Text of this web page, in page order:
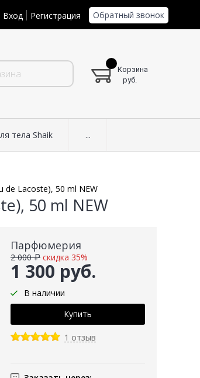
Вход Регистрация Обратный звонок
Корзина
руб.
тела Shaik ...
de Lacoste), 50 ml NEW
50 ml NEW
Парфюмерия
1 300 руб.
2 000 ₽ скидка 35%
В наличии
1 отзыв